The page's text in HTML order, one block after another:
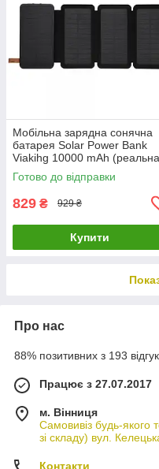
Мобільна зарядна сонячна
батарея Solar Power Bank
Viakihg 10000 mAh (реальна
ємність 8000 mAh) Чорний
Готово до відправки
829 ₴ 929 ₴
Купити
Про нас
88% позитивних з 193
Працює з 27.07.2017
м. Вінниця
Самовивіз будь-
зі складу) вул.
Контакти